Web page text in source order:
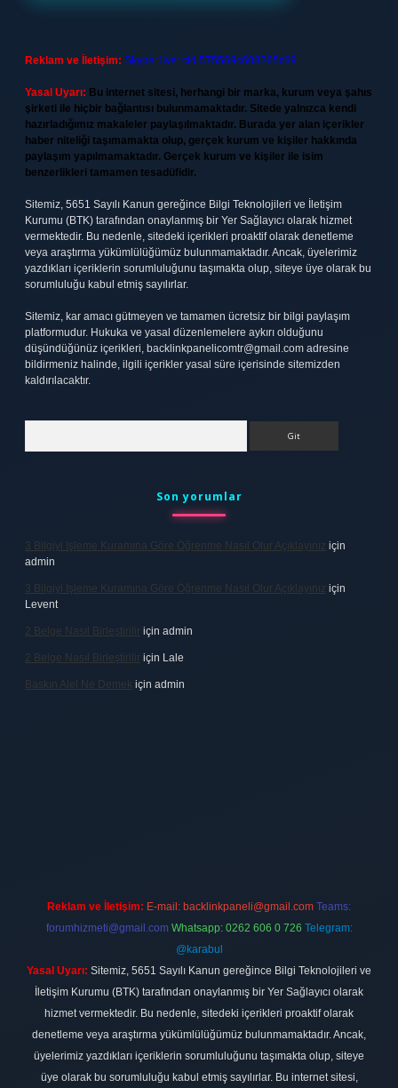
Reklam ve İletişim: Skype: live:.cid.575569c608265c69
Yasal Uyarı: Bu internet sitesi, herhangi bir marka, kurum veya şahıs
şirketi ile hiçbir bağlantısı bulunmamaktadır. Sitede yalnızca kendi
hazırladığımız makaleler paylaşılmaktadır. Burada yer alan içerikler
haber niteliği taşımamakta olup, gerçek kurum ve kişiler hakkında
paylaşım yapılmamaktadır. Gerçek kurum ve kişiler ile isim
benzerlikleri tamamen tesadüfidir.
Sitemiz, 5651 Sayılı Kanun gereğince Bilgi Teknolojileri ve İletişim
Kurumu (BTK) tarafından onaylanmış bir Yer Sağlayıcı olarak hizmet
vermektedir. Bu nedenle, sitedeki içerikleri proaktif olarak denetleme
veya araştırma yükümlülüğümüz bulunmamaktadır. Ancak, üyelerimiz
yazdıkları içeriklerin sorumluluğunu taşımakta olup, siteye üye olarak bu
sorumluluğu kabul etmiş sayılırlar.
Sitemiz, kar amacı gütmeyen ve tamamen ücretsiz bir bilgi paylaşım
platformudur. Hukuka ve yasal düzenlemelere aykırı olduğunu
düşündüğünüz içerikleri, backlinkpanelicomtr@gmail.com adresine
bildirmeniz halinde, ilgili içerikler yasal süre içerisinde sitemizden
kaldırılacaktır.
Son yorumlar
3 Bilgiyi Işleme Kuramına Göre Öğrenme Nasıl Olur Açıklayınız için
admin
3 Bilgiyi Işleme Kuramına Göre Öğrenme Nasıl Olur Açıklayınız için
Levent
2 Belge Nasıl Birleştirilir için admin
2 Belge Nasıl Birleştirilir için Lale
Baskın Alel Ne Demek için admin
Reklam ve İletişim: E-mail: backlinkpaneli@gmail.com Teams:
forumhizmeti@gmail.com Whatsapp: 0262 606 0 726 Telegram:
@karabul
Yasal Uyarı: Sitemiz, 5651 Sayılı Kanun gereğince Bilgi Teknolojileri ve
İletişim Kurumu (BTK) tarafından onaylanmış bir Yer Sağlayıcı olarak
hizmet vermektedir. Bu nedenle, sitedeki içerikleri proaktif olarak
denetleme veya araştırma yükümlülüğümüz bulunmamaktadır. Ancak,
üyelerimiz yazdıkları içeriklerin sorumluluğunu taşımakta olup, siteye
üye olarak bu sorumluluğu kabul etmiş sayılırlar. Bu internet sitesi,